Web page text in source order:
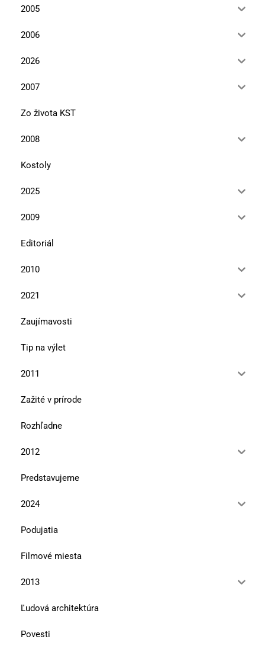
2005
2006
2026
2007
Zo života KST
2008
Kostoly
2025
2009
Editoriál
2010
2021
Zaujímavosti
Tip na výlet
2011
Zažité v prírode
Rozhľadne
2012
Predstavujeme
2024
Podujatia
Filmové miesta
2013
Ľudová architektúra
Povesti